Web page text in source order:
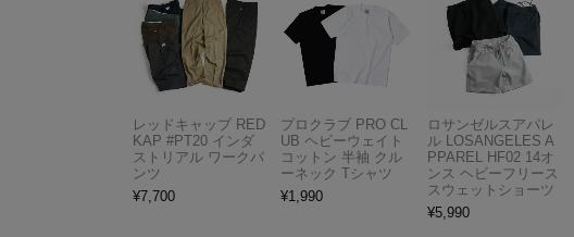
レッドキャップ RED
KAP #PT20 インダ
ストリアル ワークパ
ンツ
¥7,700
プロクラブ PRO CL
UB ヘビーウェイト
コットン 半袖 クル
ーネック Tシャツ
¥1,990
ロサンゼルスアパレ
ル LOSANGELES A
PPAREL HF02 14オ
ンス ヘビーフリース
スウェットショーツ
¥5,990